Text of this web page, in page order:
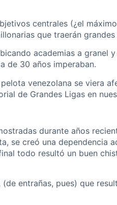
centrales (¿el
que traerán
academias a granel
de 30 años imperaban.
venezolana se viera
de Grandes Ligas en
durante años
se creó una dependencia
todo resultó un buen
entrañas, pues) que